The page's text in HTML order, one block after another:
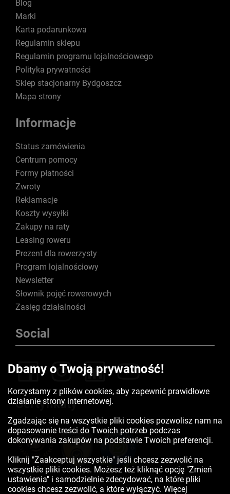
Blog
Marki
Karta podarunkowa
Regulamin sklepu
Regulamin programu lojalnościowego
Polityka prywatności
Sklep stacjonarny Bydgoszcz
Mapa strony
Informacje
Status zamówienia
Centrum pomocy
Formy płatności
Zwroty
Reklamacje
Koszty wysyłki
Zakupy na raty
Leasing roweru
Prezent dla rowerzysty
Program lojalnościowy
Newsletter
Słownik pojęć rowerowych
Zasięg działalności
Social
Certyfikaty
Dbamy o Twoją prywatność!
Korzystamy z plików cookies, aby zapewnić prawidłowe
działanie strony internetowej.
Zgadzając się na wszystkie pliki cookies pozwolisz nam na
dopasowanie treści do Twoich potrzeb podczas
dokonywania zakupów na podstawie Twoich preferencji.
Kliknij "Zaakceptuj wszystkie" jeśli chcesz zezwolić na
wszystkie pliki cookies. Możesz też kliknąć opcję "Zmień
ustawienia" i samodzielnie zdecydować, na które pliki
cookies chcesz zezwolić, a które wyłączyć. Więcej